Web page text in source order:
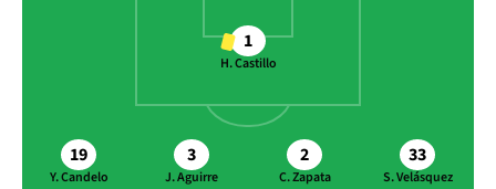
1
H. Castillo
19
Y. Candelo
3
J. Aguirre
2
C. Zapata
33
S. Velásquez